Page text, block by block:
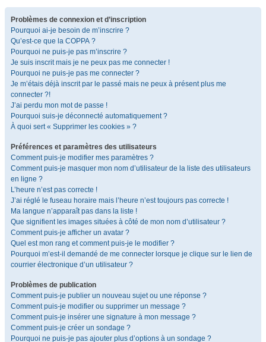
Problèmes de connexion et d’inscription
Pourquoi ai-je besoin de m’inscrire ?
Qu’est-ce que la COPPA ?
Pourquoi ne puis-je pas m’inscrire ?
Je suis inscrit mais je ne peux pas me connecter !
Pourquoi ne puis-je pas me connecter ?
Je m’étais déjà inscrit par le passé mais ne peux à présent plus me
connecter ?!
J’ai perdu mon mot de passe !
Pourquoi suis-je déconnecté automatiquement ?
À quoi sert « Supprimer les cookies » ?
Préférences et paramètres des utilisateurs
Comment puis-je modifier mes paramètres ?
Comment puis-je masquer mon nom d’utilisateur de la liste des utilisateurs
en ligne ?
L’heure n’est pas correcte !
J’ai réglé le fuseau horaire mais l’heure n’est toujours pas correcte !
Ma langue n’apparaît pas dans la liste !
Que signifient les images situées à côté de mon nom d’utilisateur ?
Comment puis-je afficher un avatar ?
Quel est mon rang et comment puis-je le modifier ?
Pourquoi m’est-il demandé de me connecter lorsque je clique sur le lien de
courrier électronique d’un utilisateur ?
Problèmes de publication
Comment puis-je publier un nouveau sujet ou une réponse ?
Comment puis-je modifier ou supprimer un message ?
Comment puis-je insérer une signature à mon message ?
Comment puis-je créer un sondage ?
Pourquoi ne puis-je pas ajouter plus d’options à un sondage ?